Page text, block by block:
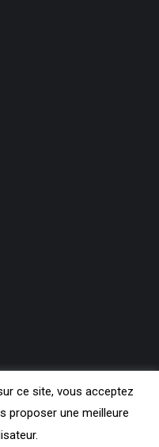
ce site, vous acceptez
proposer une meilleure